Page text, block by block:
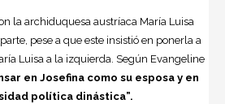
la archiduquesa austríaca María Luisa
pese a que este insistió en ponerla a
Luisa a la izquierda. Según Evangeline
en Josefina como su esposa y en
política dinástica”.